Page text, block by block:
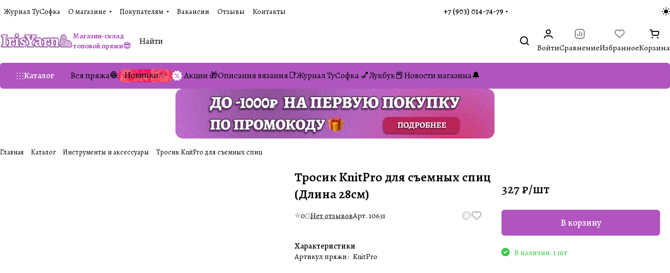
Журнал ТуСофка О магазине Покупателям Вакансии Отзывы Контакты +7 (903) 014-74-79‬
Магазин-склад
топовой пряжи😎
ВойтиСравнениеИзбранноеКорзина
Каталог Вся пряжа🧶 Новинки ✨ Акции 🎁Описания вязания📑Журнал ТуСофка 💅Лукбук📕Новости магазина🔔
Главная Каталог Инструменты и аксессуары Тросик KnitPro для съемных спиц
Тросик KnitPro для съемных спиц
(Длина 28см)
0 Нет отзывовАрт.10631
Характеристики
Артикул пряжи: KnitPro
327 ₽/шт
В корзину
В наличии: 1 шт